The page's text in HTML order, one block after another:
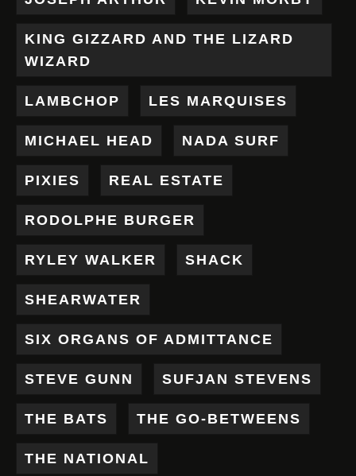
KING GIZZARD AND THE LIZARD
WIZARD
LAMBCHOP LES MARQUISES
MICHAEL HEAD NADA SURF
PIXIES REAL ESTATE
RODOLPHE BURGER
RYLEY WALKER SHACK
SHEARWATER
SIX ORGANS OF ADMITTANCE
STEVE GUNN SUFJAN STEVENS
THE BATS THE GO-BETWEENS
THE NATIONAL